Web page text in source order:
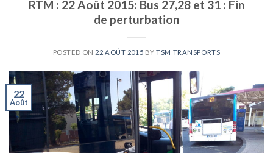
RTM : 22 Août 2015: Bus 27,28 et 31 : Fin
de perturbation
POSTED ON 22 AOÛT 2015 BYTSM TRANSPORTS
22
Août